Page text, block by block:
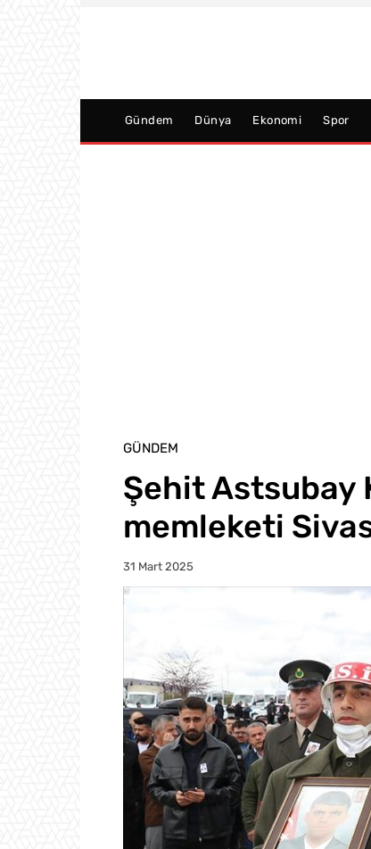
Gündem Dünya Ekonomi Spor
GÜNDEM
Şehit Astsubay
memleketi
31 Mart 2025